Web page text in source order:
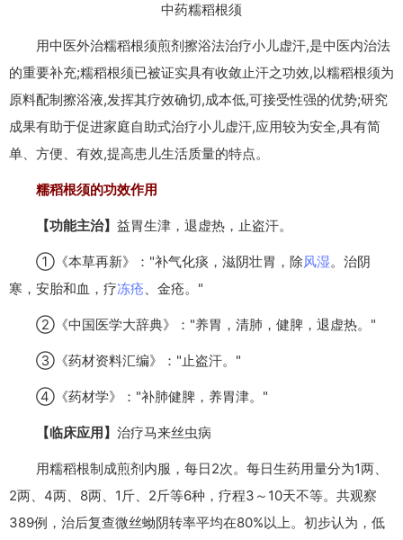
中药糯稻根须
用中医外治糯稻根须煎剂擦浴法治疗小儿虚汗,是中医内治法
的重要补充;糯稻根须已被证实具有收敛止汗之功效,以糯稻根须为
原料配制擦浴液,发挥其疗效确切,成本低,可接受性强的优势;研究
成果有助于促进家庭自助式治疗小儿虚汗,应用较为安全,具有简
单、方便、有效,提高患儿生活质量的特点。
糯稻根须的功效作用
【功能主治】 益胃生津，退虚热，止盗汗。
①《本草再新》："补气化痰，滋阴壮胃，除风湿。治阴
寒，安胎和血，疗冻疮、金疮。"
②《中国医学大辞典》："养胃，清肺，健脾，退虚热。"
③《药材资料汇编》："止盗汗。"
④《药材学》："补肺健脾，养胃津。"
【临床应用】 治疗马来丝虫病
用糯稻根制成煎剂内服，每日2次。每日生药用量分为1两、
2两、4两、8两、1斤、2斤等6种，疗程3～10天不等。共观察
389例，治后复查微丝蚴阴转率平均在80%以上。初步认为，低